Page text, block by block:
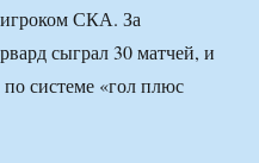
игроком СКА. За
сыграл 30 матчей, и
по системе «гол плюс